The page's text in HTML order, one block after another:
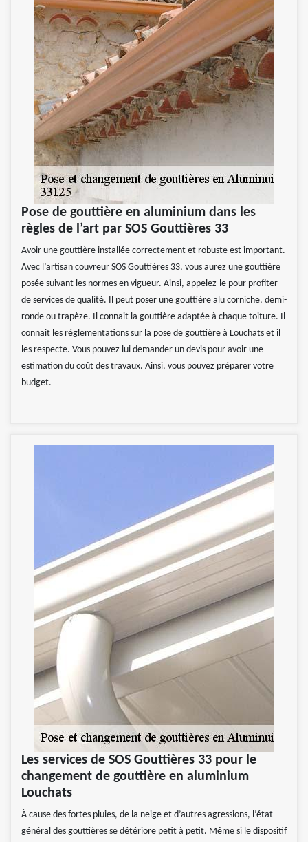
Pose de gouttière en aluminium dans les
règles de l’art par SOS Gouttières 33
Avoir une gouttière installée correctement et robuste est important.
Avec l’artisan couvreur SOS Gouttières 33, vous aurez une gouttière
posée suivant les normes en vigueur. Ainsi, appelez-le pour profiter
de services de qualité. Il peut poser une gouttière alu corniche, demi-
ronde ou trapèze. Il connait la gouttière adaptée à chaque toiture. Il
connait les réglementations sur la pose de gouttière à Louchats et il
les respecte. Vous pouvez lui demander un devis pour avoir une
estimation du coût des travaux. Ainsi, vous pouvez préparer votre
budget.
Les services de SOS Gouttières 33 pour le
changement de gouttière en aluminium
Louchats
À cause des fortes pluies, de la neige et d’autres agressions, l’état
général des gouttières se détériore petit à petit. Même si le dispositif